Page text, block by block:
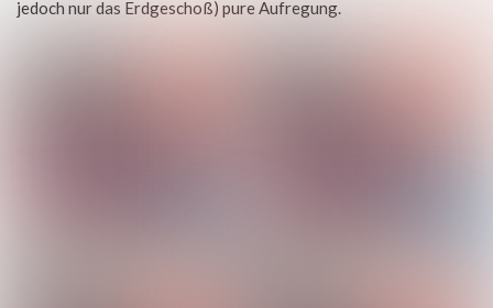
jedoch nur das Erdgeschoß) pure Aufregung.